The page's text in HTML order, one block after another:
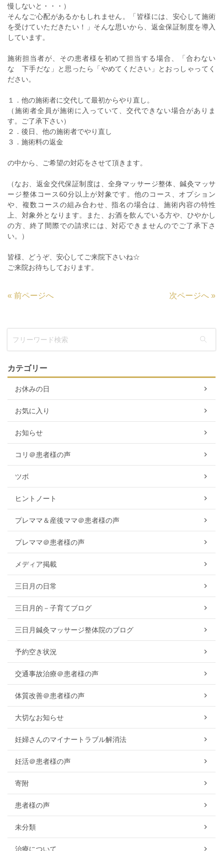
慢しないと・・・）
そんなご心配があるかもしれません。「皆様には、安心して施術
を受けていただきたい！」そんな思いから、返金保証制度を導入
しています。
施術担当者が、その患者様を初めて担当する場合、「合わない
な 下手だな」と思ったら「やめてください」とおっしゃってく
ださい。
１．他の施術者に交代して最初からやり直し。
（施術者全員が施術に入っていて、交代できない場合がありま
す。ご了承下さい）
２．後日、他の施術者でやり直し
３．施術料の返金
の中から、ご希望の対応をさせて頂きます。
（なお、返金交代保証制度は、全身マッサージ整体、鍼灸マッサ
ージ整体コース60分以上が対象です。他のコース、オプション
や、複数コースの組み合わせ、指名の場合は、施術内容の特性
上、対象外となります。また、お酒を飲んでいる方や、ひやかし
の方、終了間際での請求には、対応できませんのでご了承下さ
い。）
皆様、どうぞ、安心してご来院下さいね☆
ご来院お待ちしております。
« 前ページへ 次ページへ »
カテゴリー
お休みの日
お気に入り
お知らせ
コリ＠患者様の声
ツボ
ヒントノート
プレママ＆産後ママ＠患者様の声
プレママ＠患者様の声
メディア掲載
三日月の日常
三日月的－子育てブログ
三日月鍼灸マッサージ整体院のブログ
予約空き状況
交通事故治療＠患者様の声
体質改善＠患者様の声
大切なお知らせ
妊婦さんのマイナートラブル解消法
妊活＠患者様の声
寄附
患者様の声
未分類
治療について